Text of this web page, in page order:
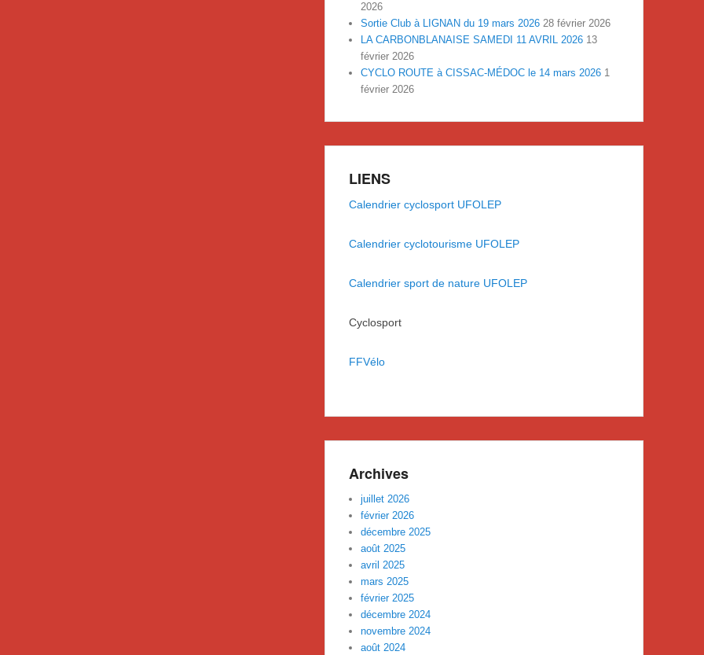
2026
Sortie Club à LIGNAN du 19 mars 2026 28 février 2026
LA CARBONBLANAISE SAMEDI 11 AVRIL 2026 13
février 2026
CYCLO ROUTE à CISSAC-MÉDOC le 14 mars 2026 1
février 2026
LIENS
Calendrier cyclosport UFOLEP
Calendrier cyclotourisme UFOLEP
Calendrier sport de nature UFOLEP
Cyclosport
FFVélo
Archives
juillet 2026
février 2026
décembre 2025
août 2025
avril 2025
mars 2025
février 2025
décembre 2024
novembre 2024
août 2024